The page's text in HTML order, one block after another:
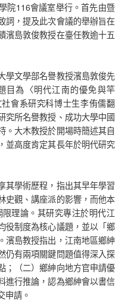
院116會議室舉行。首先由暨
詞，提及此次會議的舉辦旨在
濱島敦俊教授在臺任教逾十五
文學部名譽教授濱島敦俊先
目為〈明代江南的優免與竿
會系研究科博士生李侑儒翻
究所名譽教授、成功大學中國
。大木教授於開場時簡述其自
並高度肯定其長年於明代研究
學術歷程，指出其早年學習
史觀、講座派的影響，而他本
理論。其研究專注於明代江
役制度為核心議題，並以「鄉
濱島教授指出，江南地區鄉紳
仍有兩項關鍵問題值得深入探
；（二）鄉紳向地方官申請優
進行推論，認為鄉紳會以書信
申請。